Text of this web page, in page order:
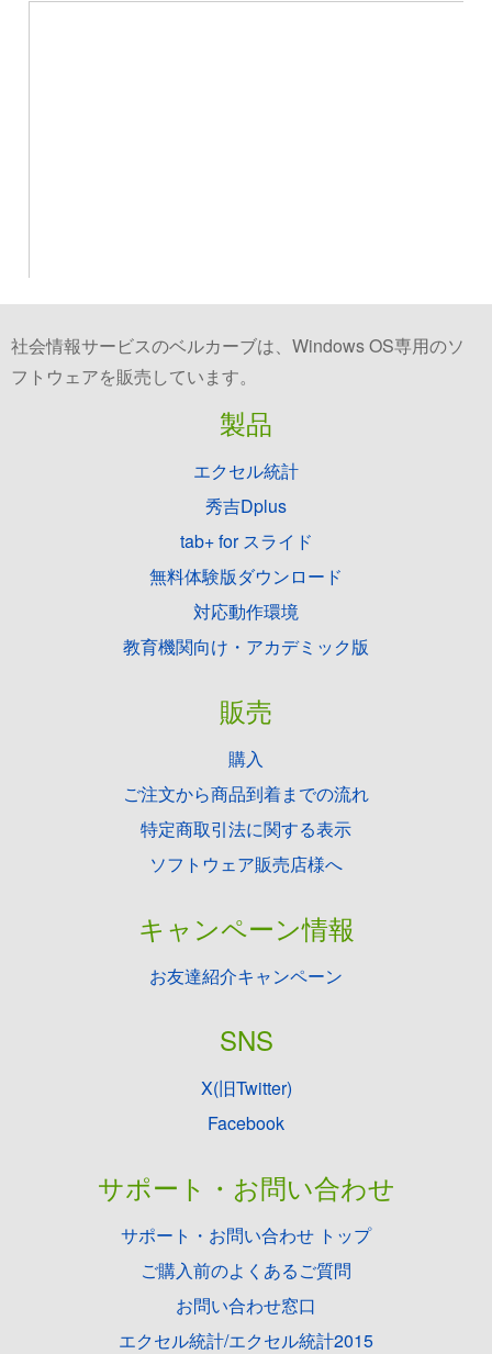
社会情報サービスのベルカーブは、Windows OS専用のソ
フトウェアを販売しています。
製品
エクセル統計
秀吉Dplus
tab+ for スライド
無料体験版ダウンロード
対応動作環境
教育機関向け・アカデミック版
販売
購入
ご注文から商品到着までの流れ
特定商取引法に関する表示
ソフトウェア販売店様へ
キャンペーン情報
お友達紹介キャンペーン
SNS
X(旧Twitter)
Facebook
サポート・お問い合わせ
サポート・お問い合わせ トップ
ご購入前のよくあるご質問
お問い合わせ窓口
エクセル統計/エクセル統計2015